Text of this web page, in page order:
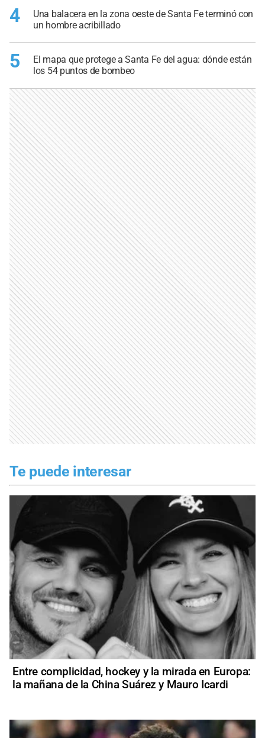
4
Una balacera en la zona oeste de Santa Fe terminó con
un hombre acribillado
5
El mapa que protege a Santa Fe del agua: dónde están
los 54 puntos de bombeo
Te puede interesar
Entre complicidad, hockey y la mirada en Europa:
la mañana de la China Suárez y Mauro Icardi